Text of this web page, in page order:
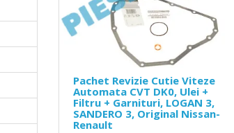
Pachet Revizie Cutie Viteze
Automata CVT DK0, Ulei +
Filtru + Garnituri, LOGAN 3,
SANDERO 3, Original Nissan-
Renault